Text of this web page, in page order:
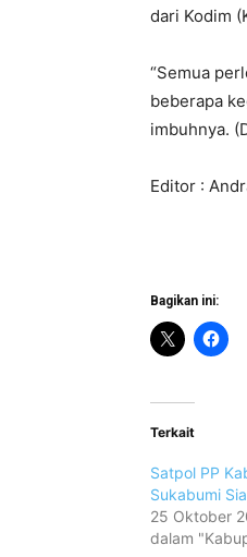
dari Kodim
“Semua
beberapa
imbuhnya.
Editor :
Bagikan ini:
Terkait
Satpol PP
Sukabumi
25 Oktober
dalam